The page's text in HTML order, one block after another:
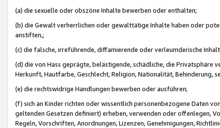
(a) die sexuelle oder obszöne Inhalte bewerben oder enthalten;
(b) die Gewalt verherrlichen oder gewalttätige Inhalte haben oder
anstiften,;
(c) die falsche, irreführende, diffamierende oder verleumderische
(d) die von Hass geprägte, belästigende, schädliche, die Privatsphäre
Herkunft, Hautfarbe, Geschlecht, Religion, Nationalität, Behinderung,
(e) die rechtswidrige Handlungen bewerben oder ausführen;
(f) sich an Kinder richten oder wissentlich personenbezogene Daten
geltenden Gesetzen definiert) erheben, verwenden oder offenlegen,
Regeln, Vorschriften, Anordnungen, Lizenzen, Genehmigungen,